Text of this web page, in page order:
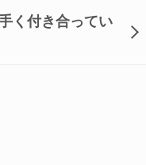
く付き合ってい